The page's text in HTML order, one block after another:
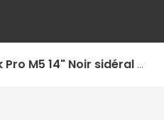
Apple MacBook Pro M5 14" Noir sidéral 32 Go / 1 To (MJ3D4FN/A)